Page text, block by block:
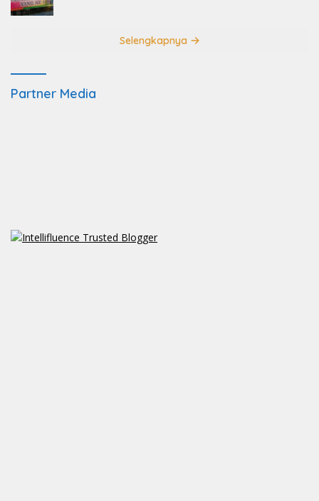
Selengkapnya
Partner Media